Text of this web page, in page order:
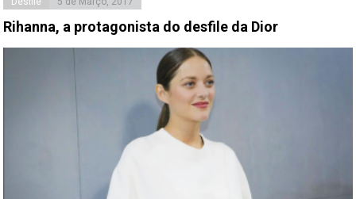
Rihanna, a protagonista do desfile da Dior